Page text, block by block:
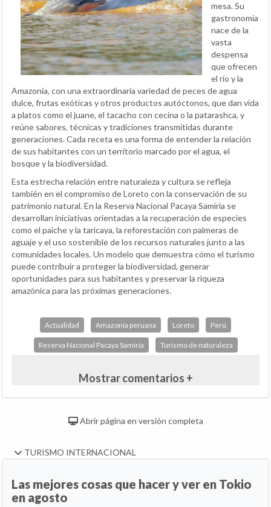
mesa. Su
gastronomía
nace de la
vasta
despensa
que ofrecen
el río y la
Amazonía, con una extraordinaria variedad de peces de agua
dulce, frutas exóticas y otros productos autóctonos, que dan vida
a platos como el juane, el tacacho con cecina o la patarashca, y
reúne sabores, técnicas y tradiciones transmitidas durante
generaciones. Cada receta es una forma de entender la relación
de sus habitantes con un territorio marcado por el agua, el
bosque y la biodiversidad.
Esta estrecha relación entre naturaleza y cultura se refleja
también en el compromiso de Loreto con la conservación de su
patrimonio natural. En la Reserva Nacional Pacaya Samiria se
desarrollan iniciativas orientadas a la recuperación de especies
como el paiche y la taricaya, la reforestación con palmeras de
aguaje y el uso sostenible de los recursos naturales junto a las
comunidades locales. Un modelo que demuestra cómo el turismo
puede contribuir a proteger la biodiversidad, generar
oportunidades para sus habitantes y preservar la riqueza
amazónica para las próximas generaciones.
Actualidad Amazonía peruana Loreto Perú
Reserva Nacional Pacaya Samiria Turismo de naturaleza
Mostrar comentarios +
Abrir página en versión completa
TURISMO INTERNACIONAL
Las mejores cosas que hacer y ver en Tokio
en agosto